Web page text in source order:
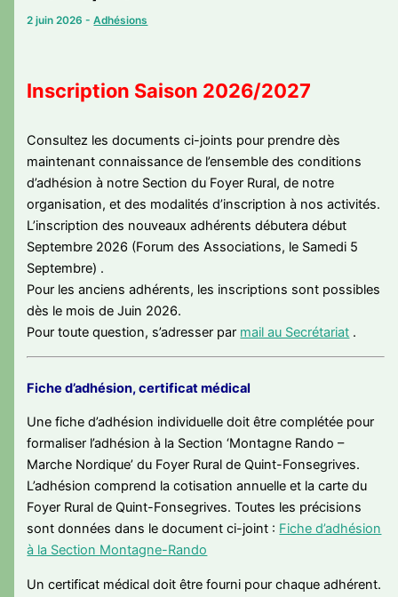
2 juin 2026-Adhésions
Inscription Saison 2026/2027
Consultez les documents ci-joints pour prendre dès
maintenant connaissance de l’ensemble des conditions
d’adhésion à notre Section du Foyer Rural, de notre
organisation, et des modalités d’inscription à nos activités.
L’inscription des nouveaux adhérents débutera début
Septembre 2026 (Forum des Associations, le Samedi 5
Septembre) .
Pour les anciens adhérents, les inscriptions sont possibles
dès le mois de Juin 2026.
Pour toute question, s’adresser par mail au Secrétariat .
Fiche d’adhésion, certificat médical
Une fiche d’adhésion individuelle doit être complétée pour
formaliser l’adhésion à la Section ‘Montagne Rando –
Marche Nordique’ du Foyer Rural de Quint-Fonsegrives.
L’adhésion comprend la cotisation annuelle et la carte du
Foyer Rural de Quint-Fonsegrives. Toutes les précisions
sont données dans le document ci-joint : Fiche d’adhésion
à la Section Montagne-Rando
Un certificat médical doit être fourni pour chaque adhérent.